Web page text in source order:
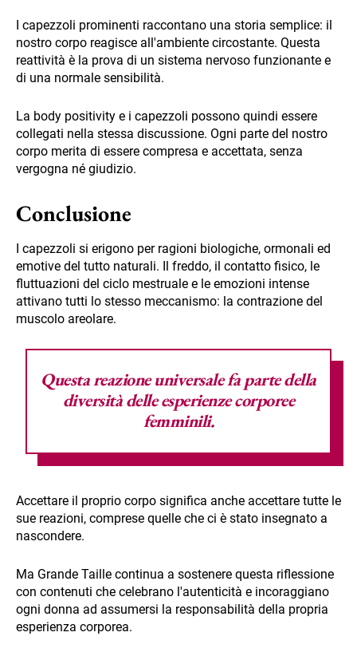
I capezzoli prominenti raccontano una storia semplice: il
nostro corpo reagisce all'ambiente circostante. Questa
reattività è la prova di un sistema nervoso funzionante e
di una normale sensibilità.
La body positivity e i capezzoli possono quindi essere
collegati nella stessa discussione. Ogni parte del nostro
corpo merita di essere compresa e accettata, senza
vergogna né giudizio.
Conclusione
I capezzoli si erigono per ragioni biologiche, ormonali ed
emotive del tutto naturali. Il freddo, il contatto fisico, le
fluttuazioni del ciclo mestruale e le emozioni intense
attivano tutti lo stesso meccanismo: la contrazione del
muscolo areolare.
Questa reazione universale fa parte della
diversità delle esperienze corporee
femminili.
Accettare il proprio corpo significa anche accettare tutte le
sue reazioni, comprese quelle che ci è stato insegnato a
nascondere.
Ma Grande Taille continua a sostenere questa riflessione
con contenuti che celebrano l'autenticità e incoraggiano
ogni donna ad assumersi la responsabilità della propria
esperienza corporea.